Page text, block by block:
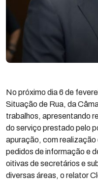
No próximo dia 6 de
Situação de Rua, da
trabalhos, apresentando
do serviço prestado pelo
apuração, com realização
pedidos de informação e
oitivas de secretários e
diversas áreas, o relator